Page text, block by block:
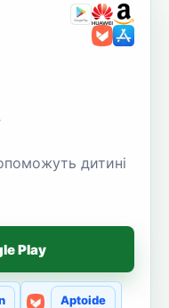
дитині
Play
Aptoide